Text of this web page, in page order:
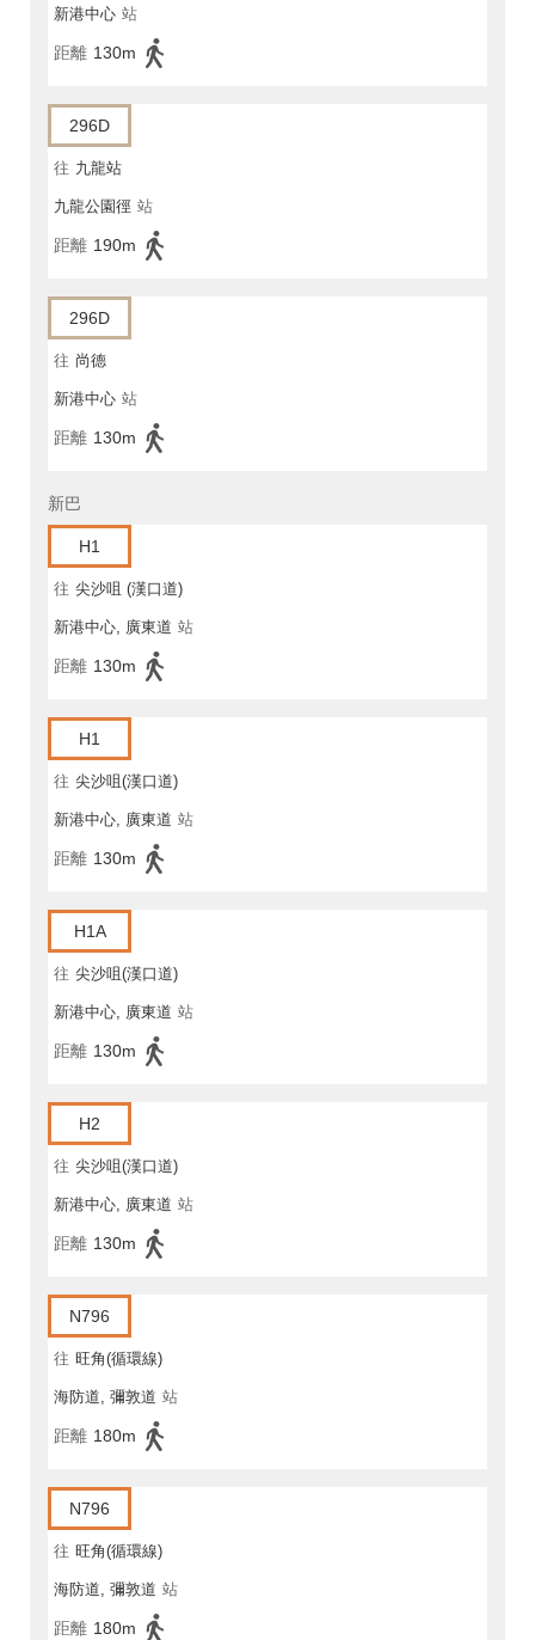
新港中心 站
距離 130m
296D
往 九龍站
九龍公園徑 站
距離 190m
296D
往 尚德
新港中心 站
距離 130m
新巴
H1
往 尖沙咀 (漢口道)
新港中心, 廣東道 站
距離 130m
H1
往 尖沙咀(漢口道)
新港中心, 廣東道 站
距離 130m
H1A
往 尖沙咀(漢口道)
新港中心, 廣東道 站
距離 130m
H2
往 尖沙咀(漢口道)
新港中心, 廣東道 站
距離 130m
N796
往 旺角(循環線)
海防道, 彌敦道 站
距離 180m
N796
往 旺角(循環線)
海防道, 彌敦道 站
距離 180m